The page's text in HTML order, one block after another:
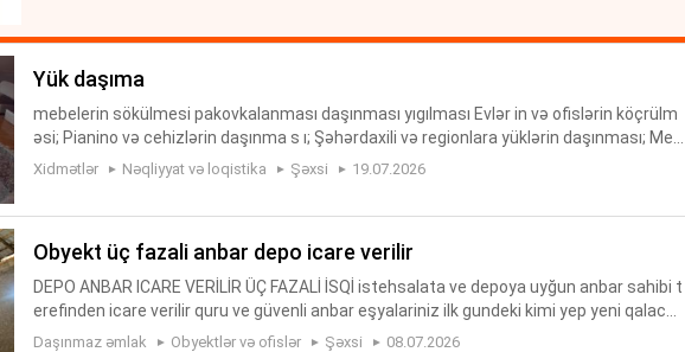
yük daşıma
mebelerin sökülmesi pakovkalanması daşınması yıgılması Evlər in və ofislərin köçrülm
əsi; Pianino və cehizlərin daşınma s ı; Şəhərdaxili və regionlara yüklərin daşınması; Meb
ellərin peşəkar fəhlələr tərəfindən s ök ülü b-yığılması; Maşınlar, Peşakar m...
Xidmətlər Nəqliyyat və loqistika Şəxsi 19.07.2026
obyekt üç fazali anbar depo icare verilir
DEPO ANBAR ICARE VERİLİR ÜÇ FAZALİ İSQİ istehsalata ve depoya uyğun anbar sahibi t
erefinden icare verilir quru ve güvenli anbar eşyalariniz ilk gundeki kimi yep yeni qalaca
q. Anbar depomuz tamamı ile quru yerdir malarinizi bura rahat şekilde yığa bil...
Daşınmaz əmlak Obyektlər və ofislər Şəxsi 08.07.2026